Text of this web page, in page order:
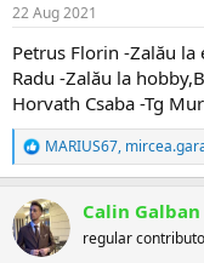
22 Aug 2021
Petrus Florin -Zalău la
Radu -Zalău la
Horvath Csaba -Tg
R
e
c
ț
i
MARIUS67,
Calin Galban
regular